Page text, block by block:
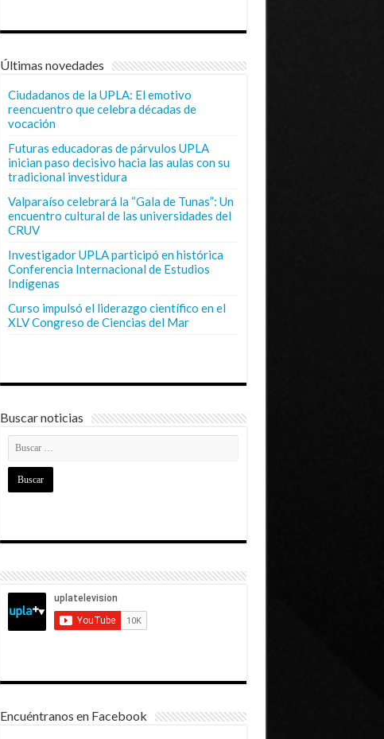
Últimas novedades
Ciudadanos de la UPLA: El emotivo
reencuentro que celebra décadas de
vocación
Futuras educadoras de párvulos UPLA
inician paso decisivo hacia las aulas con su
tradicional investidura
Valparaíso celebrará la “Gala de Tunas”: Un
encuentro cultural de las universidades del
CRUV
Investigador UPLA participó en histórica
Conferencia Internacional de Estudios
Indígenas
Curso impulsó el liderazgo científico en el
XLV Congreso de Ciencias del Mar
Buscar noticias
Encuéntranos en Facebook